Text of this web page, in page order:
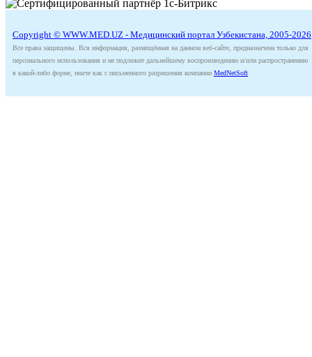
Copyright © WWW.MED.UZ - Медицинский портал Узбекистана, 2005-2026
Все права защищены. Вся информация, размещённая на данном веб-сайте, предназначена только для
персонального использования и не подлежит дальнейшему воспроизведению и/или распространению
в какой-либо форме, иначе как с письменного разрешения компании MedNetSoft